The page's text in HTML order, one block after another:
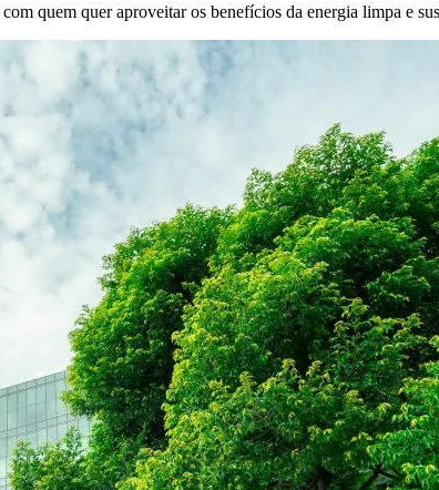
quem quer aproveitar os benefícios da energia limpa e